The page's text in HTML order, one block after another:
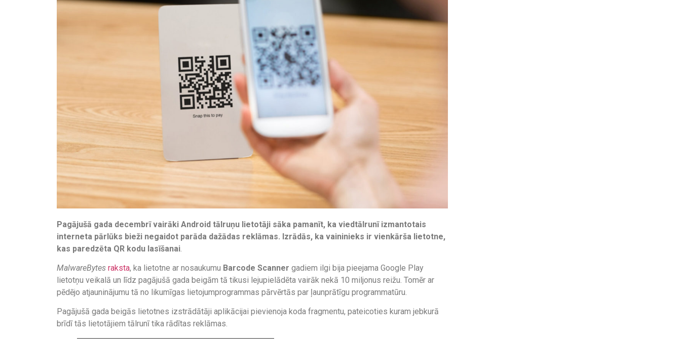
Pagājušā gada decembrī vairāki Android tālruņu lietotāji sāka pamanīt, ka viedtālrunī izmantotais
interneta pārlūks bieži negaidot parāda dažādas reklāmas. Izrādās, ka vaininieks ir vienkārša lietotne,
kas paredzēta QR kodu lasīšanai
MalwareBytes raksta, ka lietotne ar nosaukumu Barcode Scanner gadiem ilgi bija pieejama Google Play
lietotņu veikalā un līdz pagājušā gada beigām tā tikusi lejupielādēta vairāk nekā 10 miljonus reižu. Tomēr ar
pēdējo atjauninājumu tā no likumīgas lietojumprogrammas pārvērtās par ļaunprātīgu programmatūru.
Pagājušā gada beigās lietotnes izstrādātāji aplikācijai pievienoja koda fragmentu, pateicoties kuram jebkurā
brīdī tās lietotājiem tālrunī tika rādītas reklāmas.